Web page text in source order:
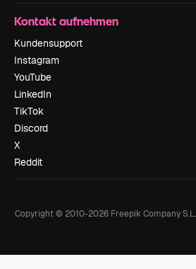
Kontakt aufnehmen
Kundensupport
Instagram
YouTube
LinkedIn
TikTok
Discord
X
Reddit
Copyright © 2010-2026Freepik Company